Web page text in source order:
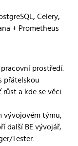
Celery,
+ Prometheus
prostředí.
přátelskou
a kde se věci
vývojovém týmu,
další BE vývojář,
Tester.